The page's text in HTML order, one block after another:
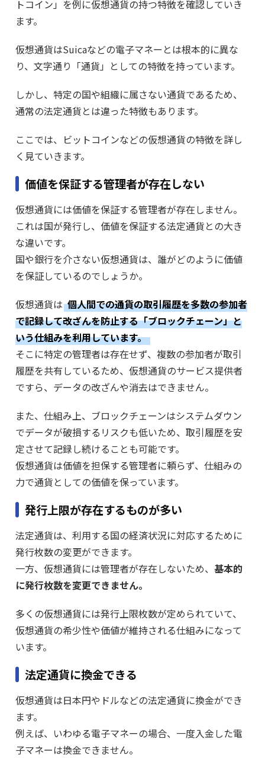
トコイン」を例に仮想通貨の持つ特徴を確認していき
ます。
仮想通貨はSuicaなどの電子マネーとは根本的に異な
り、文字通り「通貨」としての特徴を持っています。
しかし、特定の国や組織に属さない通貨であるため、
通常の法定通貨とは違った特徴もあります。
ここでは、ビットコインなどの仮想通貨の特徴を詳し
く見ていきます。
価値を保証する管理者が存在しない
仮想通貨には価値を保証する管理者が存在しません。
これは国が発行し、価値を保証する法定通貨との大き
な違いです。
国や銀行を介さない仮想通貨は、誰がどのように価値
を保証しているのでしょうか。
仮想通貨は 個人間での通貨の取引履歴を多数の参加者
で記録して改ざんを防止する「ブロックチェーン」と
いう仕組みを利用しています。
そこに特定の管理者は存在せず、複数の参加者が取引
履歴を共有しているため、仮想通貨のサービス提供者
ですら、データの改ざんや消去はできません。
また、仕組み上、ブロックチェーンはシステムダウン
でデータが破損するリスクも低いため、取引履歴を安
定させて記録し続けることも可能です。
仮想通貨は価値を担保する管理者に頼らず、仕組みの
力で通貨としての価値を保っています。
発行上限が存在するものが多い
法定通貨は、利用する国の経済状況に対応するために
発行枚数の変更ができます。
一方、仮想通貨には管理者が存在しないため、 基本的
に発行枚数を変更できません。
多くの仮想通貨には発行上限枚数が定められていて、
仮想通貨の希少性や価値が維持される仕組みになって
います。
法定通貨に換金できる
仮想通貨は日本円やドルなどの法定通貨に換金ができ
ます。
例えば、いわゆる電子マネーの場合、一度入金した電
子マネーは換金できません。